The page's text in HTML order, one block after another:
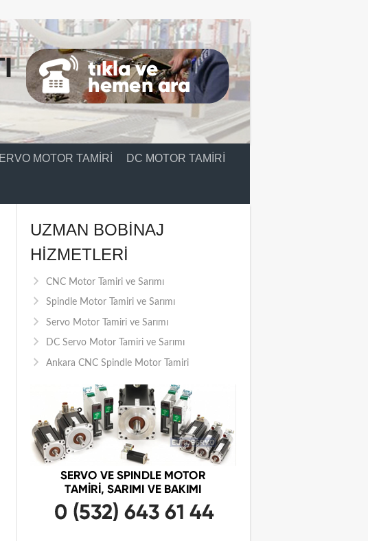
MOTOR TAMIRI DC MOTOR TAMIRI
UZMAN BOBINAJ
HIZMETLERI
CNC Motor Tamiri ve Sarımı
Spindle Motor Tamiri ve Sarımı
Servo Motor Tamiri ve Sarımı
DC Servo Motor Tamiri ve Sarımı
Ankara CNC Spindle Motor Tamiri